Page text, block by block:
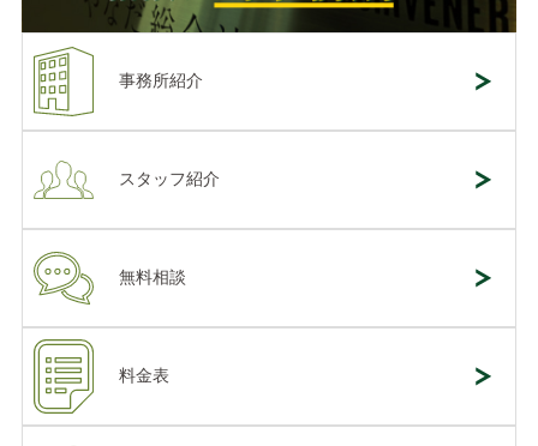
事務所紹介
スタッフ紹介
無料相談
料金表